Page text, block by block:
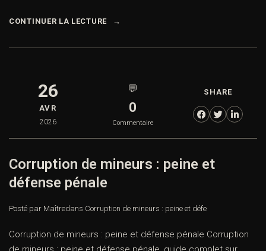
CONTINUER LA LECTURE
26
AVR
2026
💬
0
Commentaire
SHARE
Corruption de mineurs : peine et
défense pénale
Posté par Maîtredans Corruption de mineurs : peine et défe
Corruption de mineurs : peine et défense pénale Corruption